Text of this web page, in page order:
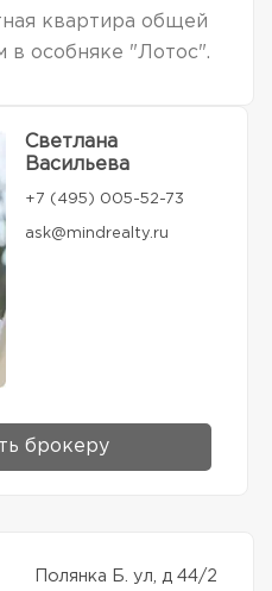
квартира общей
в особняке "Лотос".
Светлана
Васильева
+7 (495) 005-52-73
ask@mindrealty.ru
брокеру
Полянка Б. ул, д 44/2